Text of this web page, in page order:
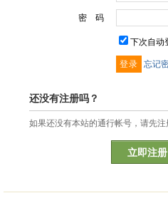
密 码
下次自动
忘记
还没有注册吗？
如果还没有本站的通行帐号，请先注
立即注册